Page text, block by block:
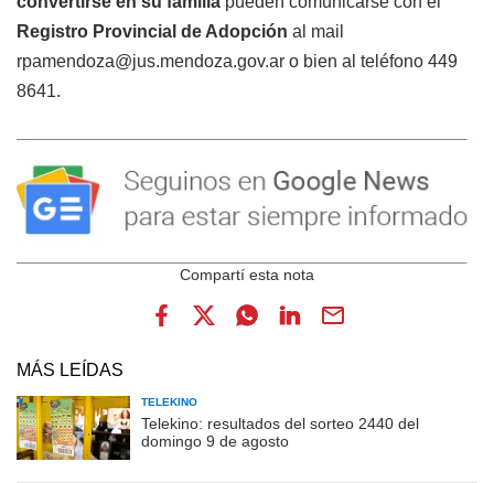
Registro Provincial de Adopción al mail
rpamendoza@jus.mendoza.gov.ar o bien al teléfono 449
8641.
MÁS LEÍDAS
TELEKINO
Telekino: resultados del sorteo 2440 del
domingo 9 de agosto